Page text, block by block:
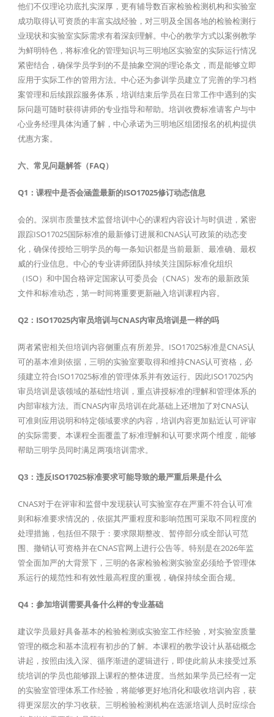
他们不仅理论功底扎实深厚，更有辅导数百家检验检测机构和实验室
成功取得认可资质的丰富实战经验，对三明及全国各地的检验检测行
业现状和实验室实际需求有着深刻理解。中心的教学方式以案例教学
为鲜明特色，将标准化的管理知识与三明地区实验室的实际运行情况
紧密结合，确保学员学到的不是抽象空洞的理论条文，而是能够立即
应用于实际工作的管用方法。中心还为参训学员建立了完善的学习档
案管理和后续跟踪服务体系，培训结束后学员在日常工作中遇到的实
际问题可随时获得讲师的专业指导和帮助。培训收费标准请客户与中
心业务经理具体沟通了解，中心承诺为三明地区组团报名的机构提供
优惠方案。
六、常见问题解答（FAQ）
Q1：课程中是否会涵盖最新的ISO17025修订动态信息
会的。深圳市质量技术监督培训中心的课程内容设计与时俱进，紧密
跟踪ISO17025国际标准的最新修订进展和CNAS认可政策的动态变
化，确保传授给三明学员的每一条知识都是当前最新、最准确、最权
威的行业信息。中心的专业讲师团队持续关注国际标准化组织
（ISO）和中国合格评定国家认可委员会（CNAS）发布的最新政策
文件和标准动态，第一时间将重要更新融入培训课程内容。
Q2：ISO17025内审员培训与CNAS内审员培训是一样的吗
两者紧密相关但培训内容侧重点有所差异。ISO17025标准是CNAS认
可的基本准则依据，三明的实验室要取得和维持CNAS认可资格，必
须建立符合ISO17025标准的管理体系并有效运行。因此ISO17025内
审员培训是该领域的基础性培训，重点讲授标准的理解和管理体系的
内部审核方法。而CNAS内审员培训在此基础上还增加了对CNAS认
可准则应用说明和特定领域要求的内容，培训内容更加贴近认可评审
的实际需要。本课程全面覆盖了标准理解和认可要求两个维度，能够
帮助三明学员同时满足两项培训需求。
Q3：违反ISO17025标准要求可能导致的最严重后果是什么
CNAS对于在评审和监督中发现获认可实验室存在严重不符合认可准
则和标准要求情况的，依据其严重程度和影响范围可采取不同程度的
处理措施，包括但不限于：要求限期整改、暂停部分或全部认可范
围、撤销认可资格并在CNAS官网上进行公告等。特别是在2026年监
管全面加严的大背景下，三明的各家检验检测实验室必须给予管理体
系运行的规范性和有效性最高程度的重视，确保持续全面合规。
Q4：参加培训需要具备什么样的专业基础
建议学员最好具备基本的检验检测或实验室工作经验，对实验室质量
管理的概念和基本流程有初步的了解。本课程的教学设计从基础概念
讲起，按照由浅入深、循序渐进的逻辑进行，即使此前从未接受过系
统培训的学员也能够跟上课程的整体进度。当然如果学员已经有一定
的实验室管理体系工作经验，将能够更好地消化和吸收培训内容，获
得更深层次的学习收获。三明检验检测机构在选派培训人员时应综合